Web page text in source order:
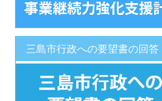
三島市行政への要望書の回答